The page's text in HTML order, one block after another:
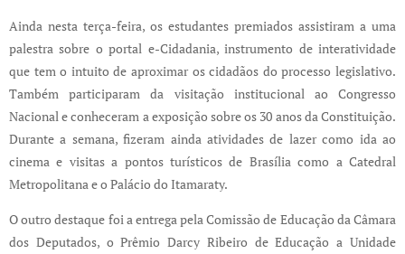
Ainda nesta terça-feira, os estudantes premiados assistiram a uma
palestra sobre o portal e-Cidadania, instrumento de interatividade
que tem o intuito de aproximar os cidadãos do processo legislativo.
Também participaram da visitação institucional ao Congresso
Nacional e conheceram a exposição sobre os 30 anos da Constituição.
Durante a semana, fizeram ainda atividades de lazer como ida ao
cinema e visitas a pontos turísticos de Brasília como a Catedral
Metropolitana e o Palácio do Itamaraty.
O outro destaque foi a entrega pela Comissão de Educação da Câmara
dos Deputados, o Prêmio Darcy Ribeiro de Educação a Unidade